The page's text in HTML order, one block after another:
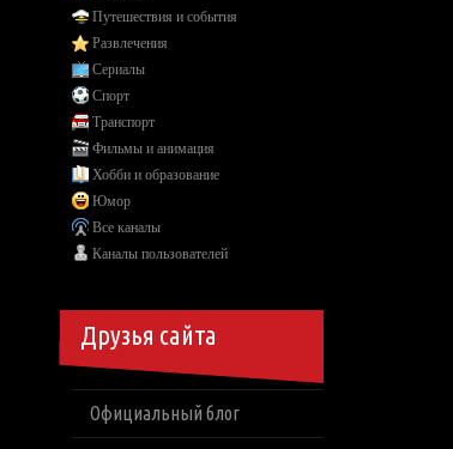
Путешествия и события
Развлечения
Сериалы
Спорт
Транспорт
Фильмы и анимация
Хобби и образование
Юмор
Все каналы
Каналы пользователей
Друзья сайта
Официальный блог